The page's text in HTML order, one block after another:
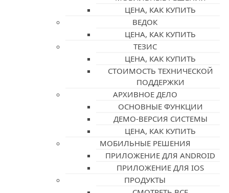
ЦЕНА, КАК КУПИТЬ
ВЕДОК
ЦЕНА, КАК КУПИТЬ
ТЕЗИС
ЦЕНА, КАК КУПИТЬ
СТОИМОСТЬ ТЕХНИЧЕСКОЙ
ПОДДЕРЖКИ
АРХИВНОЕ ДЕЛО
ОСНОВНЫЕ ФУНКЦИИ
ДЕМО-ВЕРСИЯ СИСТЕМЫ
ЦЕНА, КАК КУПИТЬ
МОБИЛЬНЫЕ РЕШЕНИЯ
ПРИЛОЖЕНИЕ ДЛЯ ANDROID
ПРИЛОЖЕНИЕ ДЛЯ IOS
ПРОДУКТЫ